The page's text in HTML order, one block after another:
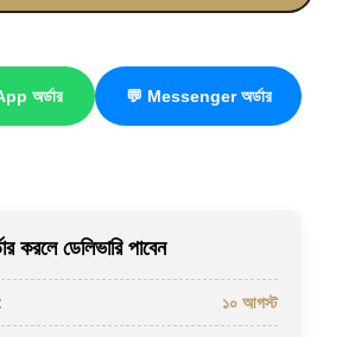
অর্ডার 💬 Messenger অর্ডার
ডেলিভারি পাবেন
১০ আগস্ট